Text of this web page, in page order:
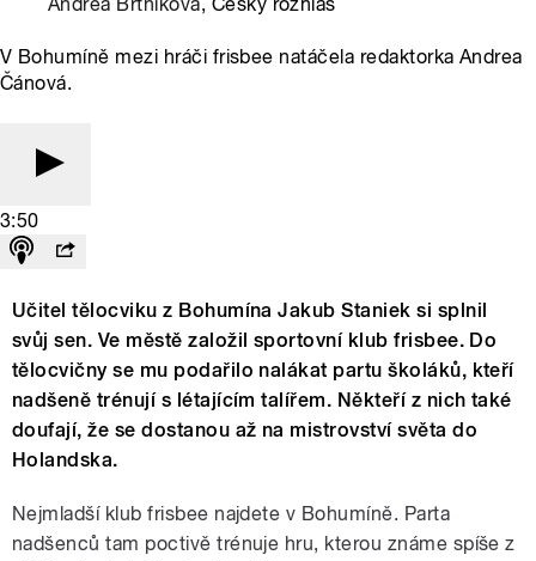
V Bohumíně mezi hráči frisbee natáčela redaktorka Andrea
Čánová.
3:50
Učitel tělocviku z Bohumína Jakub Staniek si splnil
svůj sen. Ve městě založil sportovní klub frisbee. Do
tělocvičny se mu podařilo nalákat partu školáků, kteří
nadšeně trénují s létajícím talířem. Někteří z nich také
doufají, že se dostanou až na mistrovství světa do
Holandska.
Nejmladší klub frisbee najdete v Bohumíně. Parta
nadšenců tam poctivě trénuje hru, kterou známe spíše z